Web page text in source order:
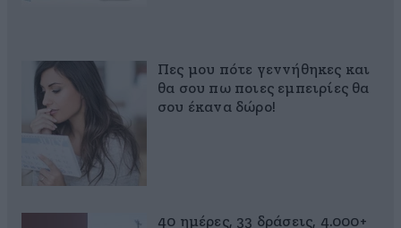
Πες μου πότε γεννήθηκες και
θα σου πω ποιες εμπειρίες θα
σου έκανα δώρο!
40 ημέρες, 33 δράσεις, 4.000+